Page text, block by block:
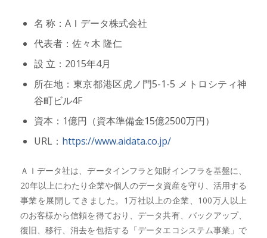
名 称：AＩデータ株式会社
代表者：佐々木 隆仁
設 立：2015年4月
所在地：東京都港区虎ノ門5-1-5 メトロシティ神
谷町ビル4F
資本：1億円（資本準備金15億2500万円）
URL： https://www.aidata.co.jp/
ＡＩデータ社は、データインフラと知財インフラを基盤に、
20年以上にわたり企業や個人のデータ資産を守り、活用する
事業を展開してきました。1万社以上の企業、100万人以上
のお客様から信頼を得ており、データ共有、バックアップ、
復旧、移行、消去を包括する「データエコシステム事業」で